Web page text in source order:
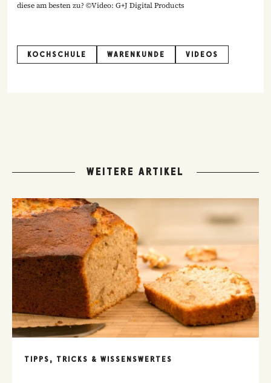
diese am besten zu? ©Video: G+J Digital Products
KOCHSCHULE WARENKUNDE VIDEOS
WEITERE ARTIKEL
TIPPS, TRICKS & WISSENSWERTES